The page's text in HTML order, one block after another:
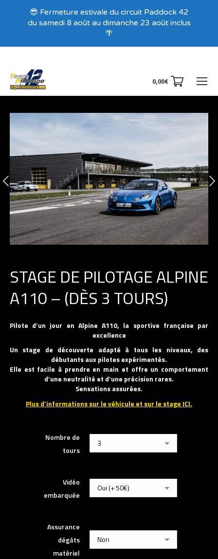
0,00€
STAGE DE PILOTAGE ALPINE
A110 – (DÈS 3 TOURS)
Pilote d’un jour en Alpine A110, la sportive française par
excellence
Un stage de découverte adapté à tous les niveaux, des
débutants aux pilotes expérimentés.
Elle est facile à prendre en main et offre un comportement
d’une neutralité et d’une précision rares.
Sensations assurées.
Plus d’informations sur le véhicule et sur le stage ICI.
Nombre de
tours
Vidéo
embarquée
Assurance
dégâts
matériel
Recevez nos offres exclusives !
😎 Fermeture estivale du circuit Paddock 42
du samedi 8 août au dimanche 23 août inclus
🌴